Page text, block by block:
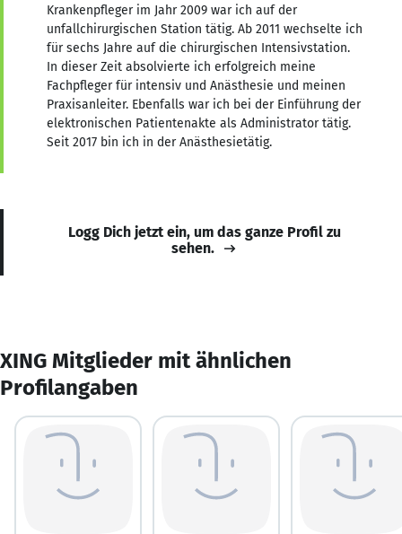
Krankenpfleger im Jahr 2009 war ich auf der
unfallchirurgischen Station tätig. Ab 2011 wechselte ich
für sechs Jahre auf die chirurgischen Intensivstation.
In dieser Zeit absolvierte ich erfolgreich meine
Fachpfleger für intensiv und Anästhesie und meinen
Praxisanleiter. Ebenfalls war ich bei der Einführung der
elektronischen Patientenakte als Administrator tätig.
Seit 2017 bin ich in der Anästhesietätig.
Logg Dich jetzt ein, um das ganze Profil zu
sehen.
XING Mitglieder mit ähnlichen
Profilangaben